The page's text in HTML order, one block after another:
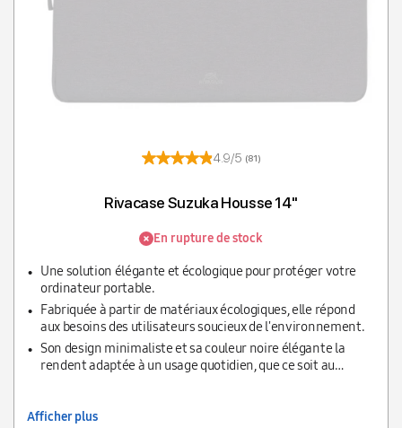
4.9/5 (81)
Rivacase Suzuka Housse 14''
En rupture de stock
Une solution élégante et écologique pour protéger votre
ordinateur portable.
Fabriquée à partir de matériaux écologiques, elle répond
aux besoins des utilisateurs soucieux de l'environnement.
Son design minimaliste et sa couleur noire élégante la
rendent adaptée à un usage quotidien, que ce soit au
Afficher plus